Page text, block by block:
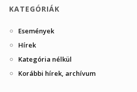
KATEGÓRIÁK
Események
Hírek
Kategória nélkül
Korábbi hírek, archívum